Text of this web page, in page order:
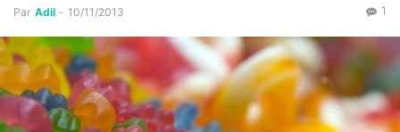
Par Adil - 10/11/2013 1